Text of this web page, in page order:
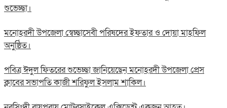
শুভেচ্ছা।
মনোহরদী উপজেলা স্বেচ্ছাসেবী পরিষদের ইফতার ও দোয়া মাহফিল
অনুষ্ঠিত।
পবিত্র ঈদুল ফিতরের শুভেচ্ছা জানিয়েছেন মনোহরদী উপজেলা প্রেস
ক্লাবের সভাপতি কাজী শরিফুল ইসলাম শাকিল।